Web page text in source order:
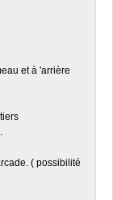
et à 'arrière
( possibilité